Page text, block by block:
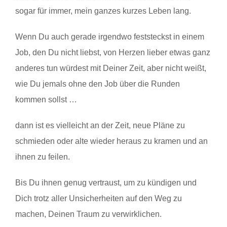
sogar für immer, mein ganzes kurzes Leben lang.
Wenn Du auch gerade irgendwo feststeckst in einem
Job, den Du nicht liebst, von Herzen lieber etwas ganz
anderes tun würdest mit Deiner Zeit, aber nicht weißt,
wie Du jemals ohne den Job über die Runden
kommen sollst …
dann ist es vielleicht an der Zeit, neue Pläne zu
schmieden oder alte wieder heraus zu kramen und an
ihnen zu feilen.
Bis Du ihnen genug vertraust, um zu kündigen und
Dich trotz aller Unsicherheiten auf den Weg zu
machen, Deinen Traum zu verwirklichen.